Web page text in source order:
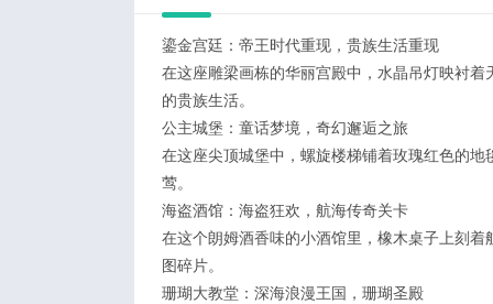
鎏金宫廷：帝王时代重现，贵族生活重现
在这座雕梁画栋的华丽宫殿中，水晶吊灯映衬
的贵族生活。
公主城堡：童话梦境，奇幻邂逅之旅
在这座尖顶城堡中，螺旋楼梯铺着玫瑰红色的
莺。
海盗酒馆：海盗狂欢，航海传奇关卡
在这个朗姆酒香味的小酒馆里，橡木桌子上刻
图碎片。
珊瑚大教堂：深海浪漫王国，珊瑚圣殿